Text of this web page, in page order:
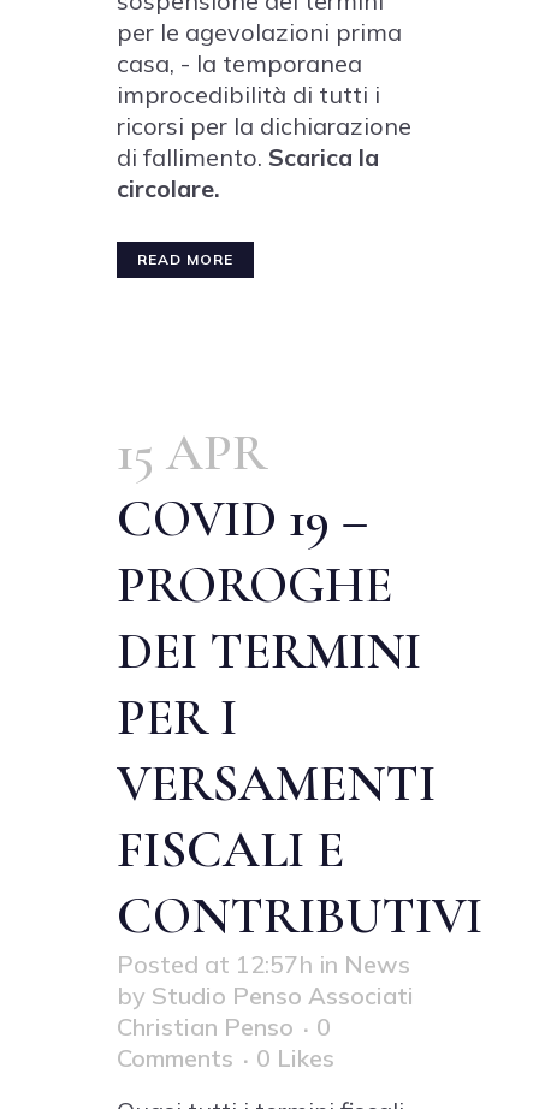
per le agevolazioni prima
casa, - la temporanea
improcedibilità di tutti i
ricorsi per la dichiarazione
di fallimento. Scarica la
circolare.
READ MORE
15 APR
COVID 19 –
PROROGHE
DEI TERMINI
PER I
VERSAMENTI
FISCALI E
CONTRIBUTIVI
Posted at 12:57h in News
by Studio Penso Associati
Christian Penso
0
Comments
0 Likes